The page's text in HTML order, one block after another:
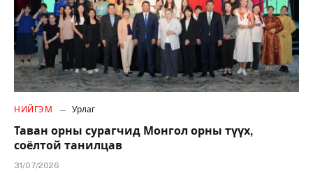
НИЙГЭМ Урлаг
Таван орны сурагчид Монгол орны түүх,
соёлтой танилцав
31/07/2026